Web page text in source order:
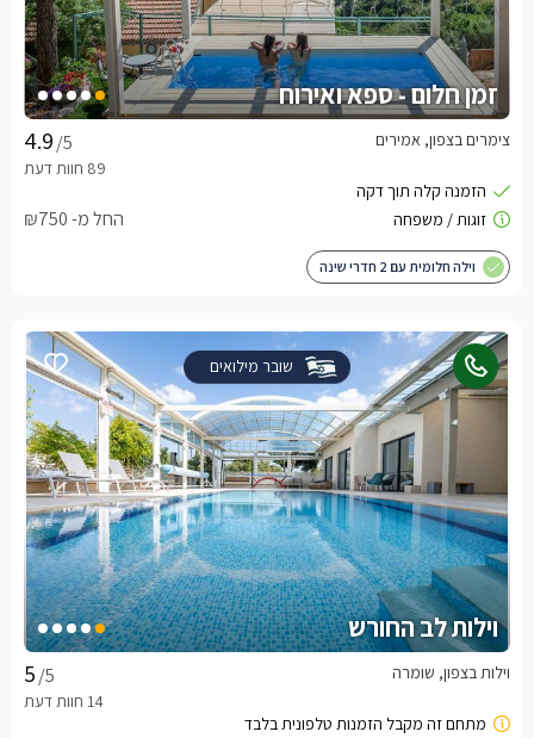
זמן חלום - ספא ואירוח
/5 צימרים בצפון, אמירים
החל מ- ₪750
וילה חלומית עם 2 חדרי שינה
שובר מילואים
וילות לב החורש
/5 וילות בצפון, שומרה